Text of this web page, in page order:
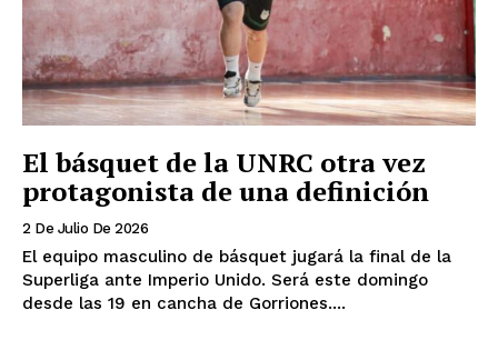
El básquet de la UNRC otra vez
protagonista de una definición
2 De Julio De 2026
El equipo masculino de básquet jugará la final de la
Superliga ante Imperio Unido. Será este domingo
desde las 19 en cancha de Gorriones....